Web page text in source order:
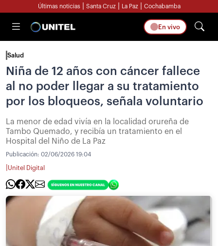
Últimas noticias Santa Cruz La Paz Cochabamba
En vivo
Salud
Niña de 12 años con cáncer fallece
al no poder llegar a su tratamiento
por los bloqueos, señala voluntario
La menor de edad vivía en la localidad orureña de
Tambo Quemado, y recibía un tratamiento en el
Hospital del Niño de La Paz
Publicación: 02/06/2026 19:04
Unitel Digital